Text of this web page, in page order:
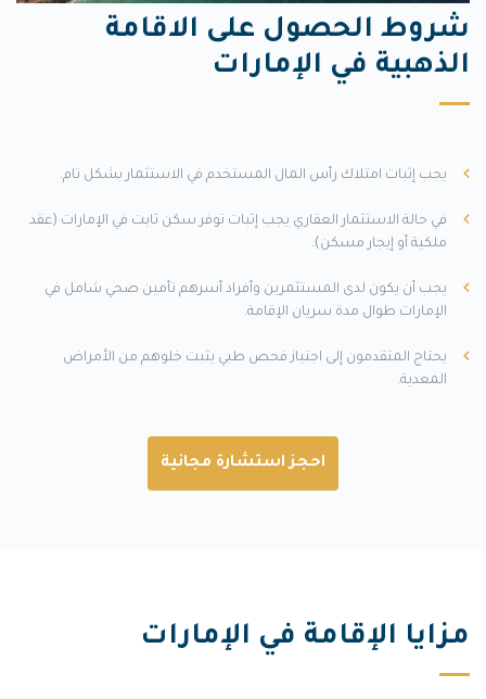
شروط الحصول على الاقامة
الذهبية في الإمارات
يجب إثبات امتلاك رأس المال المستخدم في الاستثمار بشكل تام.
في حالة الاستثمار العقاري يجب إثبات توفر سكن ثابت في الإمارات (عقد
ملكية أو إيجار مسكن).
يجب أن يكون لدى المستثمرين وأفراد أسرهم تأمين صحي شامل في
الإمارات طوال مدة سريان الإقامة.
يحتاج المتقدمون إلى اجتياز فحص طبي يثبت خلوهم من الأمراض
المعدية.
احجز استشارة مجانية
مزايا الإقامة في الإمارات